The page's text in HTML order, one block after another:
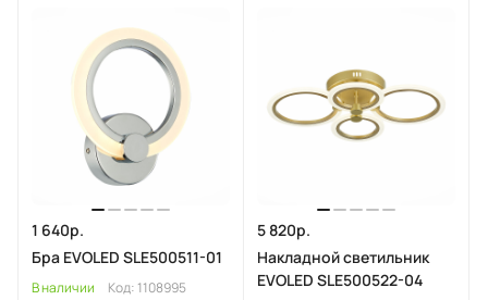
1 640р.
Бра EVOLED SLE500511-01
В наличии Код: 1108995
5 820р.
Накладной светильник
EVOLED SLE500522-04